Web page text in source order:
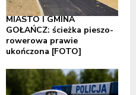
MIASTO I GMINA
GOŁAŃCZ: ścieżka pieszo-
rowerowa prawie
ukończona [FOTO]